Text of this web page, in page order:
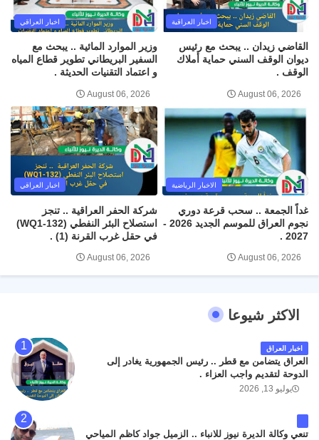
اخبار العراقية
القاضي زيدان .. يبحث مع رئيس
ديوان الوقف السني حماية أملاك
الوقف .
August 06, 2026
اخبار العراقي
وزير الموارد المائية .. يبحث مع
السفير البريطاني تطوير قطاع المياه
و اعتماد التقنيات الحديثة .
August 06, 2026
الاخبار الرياضية
غداً الجمعة .. سحب قرعة دوري
نجوم العراق للموسم الجديد 2026 -
2027 .
August 06, 2026
اخبار العراقي
شركة الحفر العراقية .. تنجز
استصلاح البئر النفطي (WQ1-132)
في حقل غرب القرنة (1) .
August 06, 2026
الاكثر شيوعا
اخبار العراق
العراق يتضامن مع قطر .. رئيس الجمهورية يغادر إلى
الدوحة لتقديم واجب العزاء .
يوليو 13, 2026
تنعي وكالة الديرة نيوز للانباء .. الزميل جواد كاظم المياحي